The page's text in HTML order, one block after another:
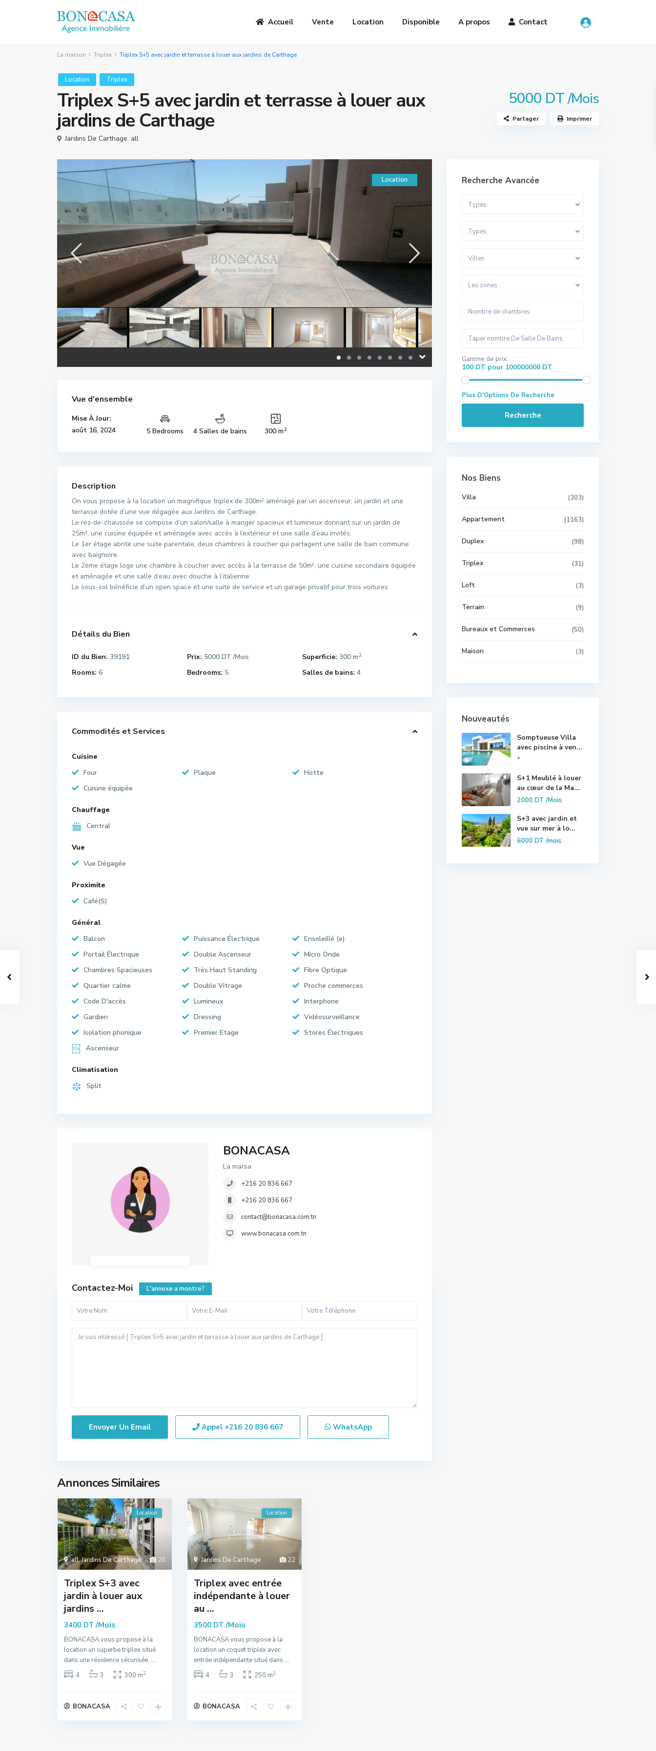
Accueil Vente Location Disponible A propos Contact
La maison Triplex Triplex S+5 avec jardin et terrasse à louer aux jardins de Carthage
Location Triplex
Triplex S+5 avec jardin et terrasse à louer aux
jardins de Carthage
5000 DT/Mois
Jardins De Carthage, all
Partager Imprimer
Location
Vue d'ensemble
Mise À Jour:
août 16, 2024
5 Bedrooms 4 Salles de bains 300 m2
Description
On vous propose à la location un magnifique triplex de 300m² aménagé par un ascenseur, un jardin et une
terrasse dotée d’une vue dégagée aux Jardins de Carthage.
Le rez-de-chaussée se compose d’un salon/salle à manger spacieux et lumineux donnant sur un jardin de
25m², une cuisine équipée et aménagée avec accès à l’extérieur et une salle d’eau invités.
Le 1er étage abrite une suite parentale, deux chambres à coucher qui partagent une salle de bain commune
avec baignoire.
Le 2ème étage loge une chambre à coucher avec accès à la terrasse de 50m², une cuisine secondaire équipée
et aménagée et une salle d’eau avec douche à l’italienne.
Le sous-sol bénéficie d’un open space et une suite de service et un garage privatif pour trois voitures.
Détails du Bien
ID du Bien: 39191 Prix: 5000 DT /Mois Superficie: 300 m2
Rooms: 6 Bedrooms: 5 Salles de bains: 4
Commodités et Services
Cuisine
Four
Plaque
Hotte
Cuisine équipée
Chauffage
Central
Vue
Vue Dégagée
Proximite
Café(S)
Général
Balcon
Puissance Électrique
Ensoleillé (e)
Portail Électrique
Double Ascenseur
Micro Onde
Chambres Spacieuses
Très Haut Standing
Fibre Optique
Quartier calme
Double Vitrage
Proche commerces
Code D'accès
Lumineux
Interphone
Gardien
Dressing
Vidéosurveillance
Isolation phonique
Premier Etage
Stores Électriques
Ascenseur
Climatisation
Split
BONACASA
La marsa
+216 20 836 667
+216 20 836 667
contact@bonacasa.com.tn
www.bonacasa.com.tn
Contactez-Moi L'annexe a montre?
Appel +216 20 836 667 WhatsApp
Annonces Similaires
20
all,Jardins De Carthage
Location
Triplex S+3 avec
jardin à louer aux
jardins ...
3400 DT/Mois
BONACASA vous propose à la
location un superbe triplex situé
dans une résidence sécurisée, ...
4
3 300 m2
BONACASA
22
Jardins De Carthage
Location
Triplex avec entrée
indépendante à louer
au ...
3500 DT/Mois
BONACASA vous propose à la
location un coquet triplex avec
entrée indépendante situé dans ...
4
3 250 m2
BONACASA
Recherche Avancée
Types
Types
Villes
Les zones
Gamme de prix:
100 DT pour 100000000 DT
Plus D'Options De Recherche
Recherche
Nos Biens
Villa (303)
Appartement (1163)
Duplex (98)
Triplex (31)
Loft (3)
Terrain (9)
Bureaux et Commerces (50)
Maison (3)
Nouveautés
Somptueuse Villa
avec piscine à ven...
*
S+1 Meublé à louer
au cœur de la Ma...
2000 DT/Mois
S+3 avec jardin et
vue sur mer à lo...
6000 DT/mois